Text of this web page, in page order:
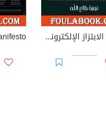
جريمة الابتزاز الإلكتروني في القانون الجزائري